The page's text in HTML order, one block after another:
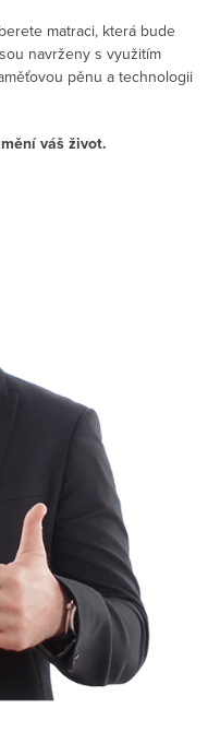
matraci, která bude
navrženy s využitím
pěnu a technologii
váš život.